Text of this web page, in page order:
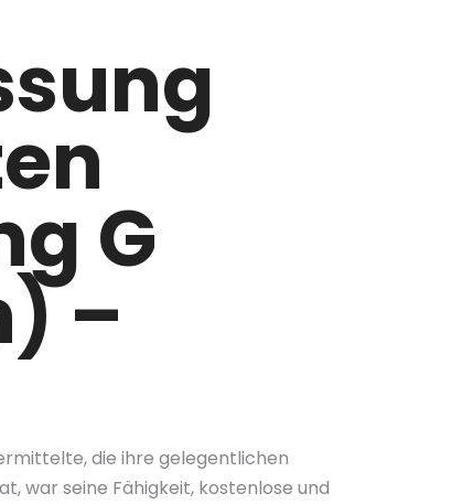
G
–
die ihre gelegentlichen
war seine Fähigkeit, kostenlose und